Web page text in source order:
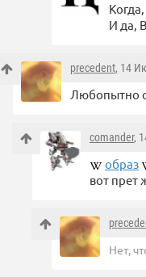
И да,
precedent, 14
Любопытно
comander,
образ
вот прет
Нет,